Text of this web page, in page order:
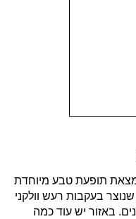
תופעת טבע מיוחדת
בעקבות רעש וולקני
באזור יש עוד כמה